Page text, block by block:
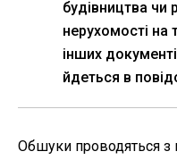
будівництва чи
нерухомості на
інших
йдеться в
Обшуки проводяться з